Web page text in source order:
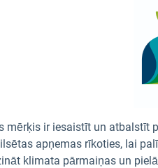
mērķis ir iesaistīt un atbalstīt
apņemas rīkoties, lai
klimata pārmaiņas un